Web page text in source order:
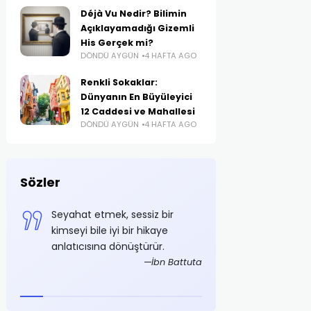
Déjà Vu Nedir? Bilimin
Açıklayamadığı Gizemli
His Gerçek mi?
DÖNDÜ AYGÜN 4 HAFTA AGO
Renkli Sokaklar:
Dünyanın En Büyüleyici
12 Caddesi ve Mahallesi
DÖNDÜ AYGÜN 4 HAFTA AGO
Sözler
Seyahat etmek, sessiz bir
kimseyi bile iyi bir hikaye
anlatıcısına dönüştürür.
İbn Battuta